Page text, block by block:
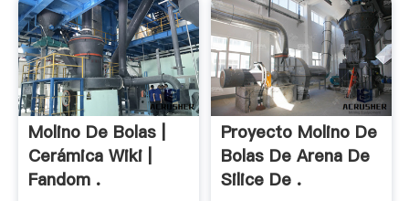
Molino De Bolas |
Cerámica Wiki |
Fandom .
Proyecto Molino De
Bolas De Arena De
Silice De .